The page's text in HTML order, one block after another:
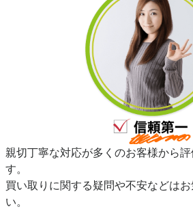
親切丁寧な対応が多くのお客様から
す。
買い取りに関する疑問や不安などは
い。